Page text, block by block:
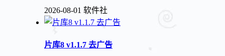
2026-08-01 软件社
片库8 v1.1.7 去广告